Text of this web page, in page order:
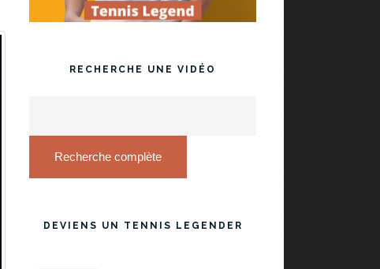
RECHERCHE UNE VIDÉO
Recherche complète
DEVIENS UN TENNIS LEGENDER